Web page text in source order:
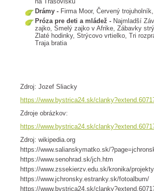
Drámy - Firma Moor, Červený
Próza pre deti a mládež - Najmladší
zajko, Smelý zajko v Afrike, Zábavky
Zlaté hodinky, Strýcovo vrtielko, Tri
Traja bratia
Zdroj: Jozef Sliacky
https://www.bystrica24.sk/
Zdroje obrázkov:
https://www.bystrica24.sk/
Zdroj: wikipedia.org
https://www.salianskymatko.sk/
https://www.senohrad.sk/jch.htm
https://www.zssekierzv.edu.sk/kronika/
https://www.jchronsky.estranky.sk/fotoalbum/
https://www.bystrica24.sk/